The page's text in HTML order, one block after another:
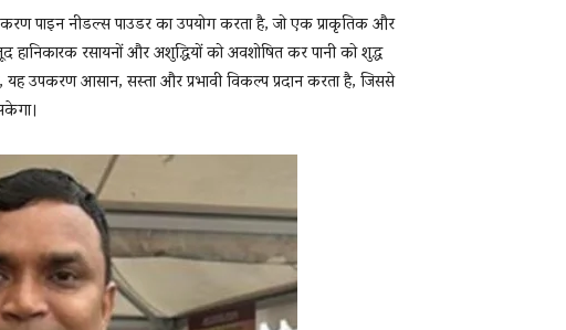
पाइन नीडल्स पाउडर का उपयोग करता है, जो एक प्राकृतिक और
रसायनों और अशुद्धियों को अवशोषित कर पानी को शुद्ध
उपकरण आसान, सस्ता और प्रभावी विकल्प प्रदान करता है, जिससे